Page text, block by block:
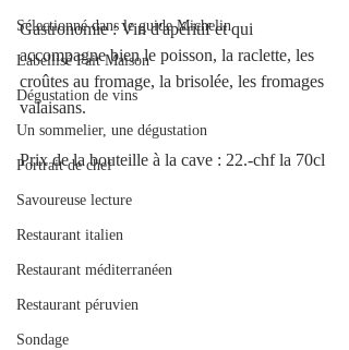
Sélectionné dans le guide Michelin
Labellisé Fait Maison
Dégustation de vins
Un sommelier, une dégustation
Portrait de chef
Savoureuse lecture
Restaurant italien
Restaurant méditerranéen
Restaurant péruvien
Sondage
Gastronomie : Vin d'apéritif et qui
accompagne bien le poisson, la raclette, les
croûtes au fromage, la brisolée, les fromages
valaisans.
Prix de la bouteille à la cave : 22.-chf la 70cl